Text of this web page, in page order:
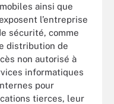
ainsi que
l’entreprise
sécurité, comme
distribution de
non autorisé à
informatiques
pour
tierces, leur